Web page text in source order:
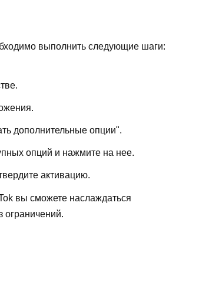
выполнить следующие шаги:
дополнительные опции".
опций и нажмите на нее.
активацию.
вы сможете наслаждаться
ограничений.